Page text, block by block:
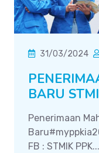
31/03/2024
BARU
Penerimaan
FB : STMIK PPK...